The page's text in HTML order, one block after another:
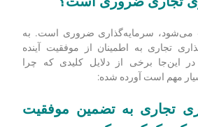
کارآفرین در تولید
تجاری ضروری است؟